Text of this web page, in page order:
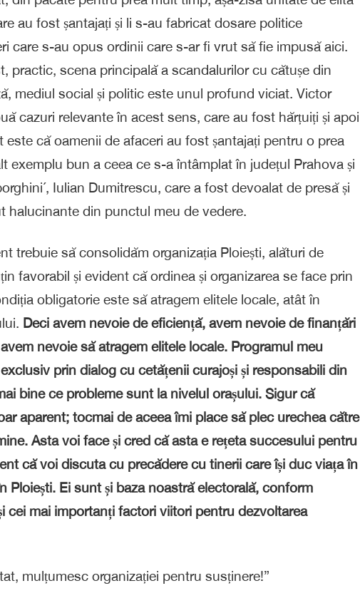
au fost șantajați și li s-au fabricat dosare politice
care s-au opus ordinii care s-ar fi vrut să fie impusă aici.
practic, scena principală a scandalurilor cu cătușe din
mediul social și politic este unul profund viciat. Victor
cazuri relevante în acest sens, care au fost hărțuiți și apoi
că oamenii de afaceri au fost șantajați pentru o prea
exemplu bun a ceea ce s-a întâmplat în județul Prahova și
Iulian Dumitrescu, care a fost devoalat de presă și
halucinante din punctul meu de vedere.
trebuie să consolidăm organizația Ploiești, alături de
favorabil și evident că ordinea și organizarea se face prin
obligatorie este să atragem elitele locale, atât în
Deci avem nevoie de eficiență, avem nevoie de finanțări
nevoie să atragem elitele locale. Programul meu
prin dialog cu cetățenii curajoși și responsabili din
bine ce probleme sunt la nivelul orașului. Sigur că
aparent; tocmai de aceea îmi place să plec urechea către
Asta voi face și cred că asta e rețeta succesului pentru
că voi discuta cu precădere cu tinerii care își duc viața în
Ploiești. Ei sunt și baza noastră electorală, conform
cei mai importanți factori viitori pentru dezvoltarea
mulțumesc organizației pentru susținere!”